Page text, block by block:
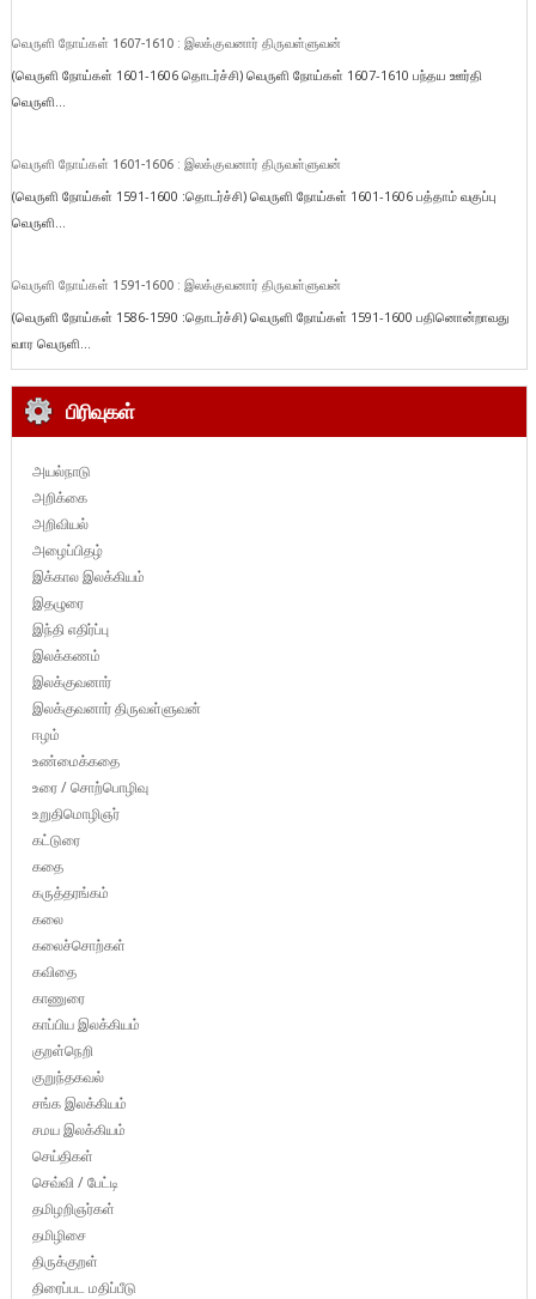
வெருளி நோய்கள் 1607-1610 : இலக்குவனார் திருவள்ளுவன்
(வெருளி நோய்கள் 1601-1606 தொடர்ச்சி) வெருளி நோய்கள் 1607-1610 பந்தய ஊர்தி
வெருளி...
வெருளி நோய்கள் 1601-1606 : இலக்குவனார் திருவள்ளுவன்
(வெருளி நோய்கள் 1591-1600 :தொடர்ச்சி) வெருளி நோய்கள் 1601-1606 பத்தாம் வகுப்பு
வெருளி...
வெருளி நோய்கள் 1591-1600 : இலக்குவனார் திருவள்ளுவன்
(வெருளி நோய்கள் 1586-1590 :தொடர்ச்சி) வெருளி நோய்கள் 1591-1600 பதினொன்றாவது
வார வெருளி...
பிரிவுகள்
அயல்நாடு
அறிக்கை
அறிவியல்
அழைப்பிதழ்
இக்கால இலக்கியம்
இதழுரை
இந்தி எதிர்ப்பு
இலக்கணம்
இலக்குவனார்
இலக்குவனார் திருவள்ளுவன்
ஈழம்
உண்மைக்கதை
உரை / சொற்பொழிவு
உறுதிமொழிஞர்
கட்டுரை
கதை
கருத்தரங்கம்
கலை
கலைச்சொற்கள்
கவிதை
காணுரை
காப்பிய இலக்கியம்
குறள்நெறி
குறுந்தகவல்
சங்க இலக்கியம்
சமய இலக்கியம்
செய்திகள்
செவ்வி / பேட்டி
தமிழறிஞர்கள்
தமிழிசை
திருக்குறள்
திரைப்பட மதிப்பீடு